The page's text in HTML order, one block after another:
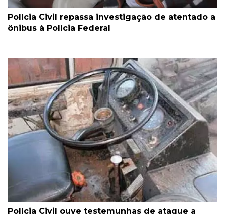
Polícia Civil repassa investigação de atentado a
ônibus à Polícia Federal
Polícia Civil ouve testemunhas de ataque a